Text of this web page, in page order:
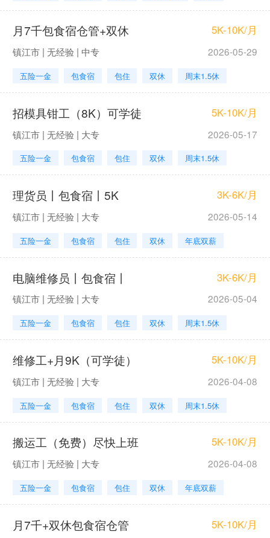
月7千包食宿仓管+双休 5K-10K/月
镇江市 | 无经验 | 中专 2026-05-29
五险一金 包食宿 包住 双休 周末1.5休
招模具钳工（8K）可学徒 5K-10K/月
镇江市 | 无经验 | 大专 2026-05-17
五险一金 包食宿 包住 双休 周末1.5休
理货员丨包食宿丨5K 3K-6K/月
镇江市 | 无经验 | 大专 2026-05-14
五险一金 包食宿 包住 双休 年底双薪
电脑维修员丨包食宿丨 3K-6K/月
镇江市 | 无经验 | 大专 2026-05-04
五险一金 包食宿 包住 双休 周末1.5休
维修工+月9K（可学徒） 5K-10K/月
镇江市 | 无经验 | 大专 2026-04-08
五险一金 包食宿 包住 双休 周末1.5休
搬运工（免费）尽快上班 5K-10K/月
镇江市 | 无经验 | 大专 2026-04-08
五险一金 包食宿 包住 双休 年底双薪
月7千+双休包食宿仓管 5K-10K/月